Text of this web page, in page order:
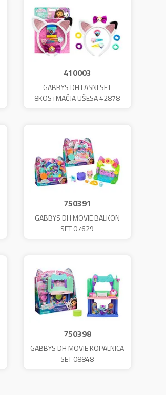
410003
GABBYS DH LASNI SET
8KOS+MAČJA UŠESA 42878
750391
GABBYS DH MOVIE BALKON
SET 07629
750398
GABBYS DH MOVIE KOPALNICA
SET 08848